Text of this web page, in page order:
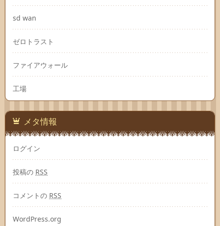
sd wan
ゼロトラスト
ファイアウォール
工場
メタ情報
ログイン
投稿の RSS
コメントの RSS
WordPress.org